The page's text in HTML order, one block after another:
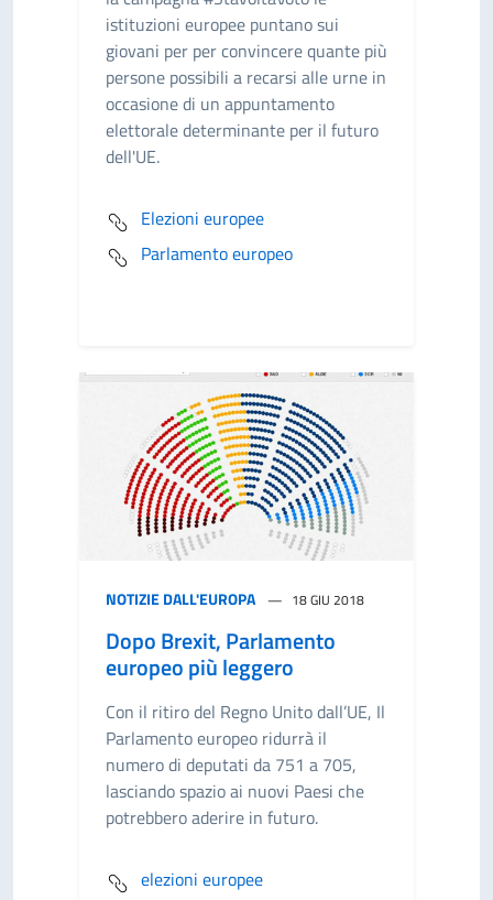
istituzioni europee puntano sui
giovani per per convincere quante più
persone possibili a recarsi alle urne in
occasione di un appuntamento
elettorale determinante per il futuro
dell'UE.
Elezioni europee
Parlamento europeo
NOTIZIE DALL'EUROPA 18 GIU 2018
Dopo Brexit, Parlamento
europeo più leggero
Con il ritiro del Regno Unito dall’UE, Il
Parlamento europeo ridurrà il
numero di deputati da 751 a 705,
lasciando spazio ai nuovi Paesi che
potrebbero aderire in futuro.
elezioni europee